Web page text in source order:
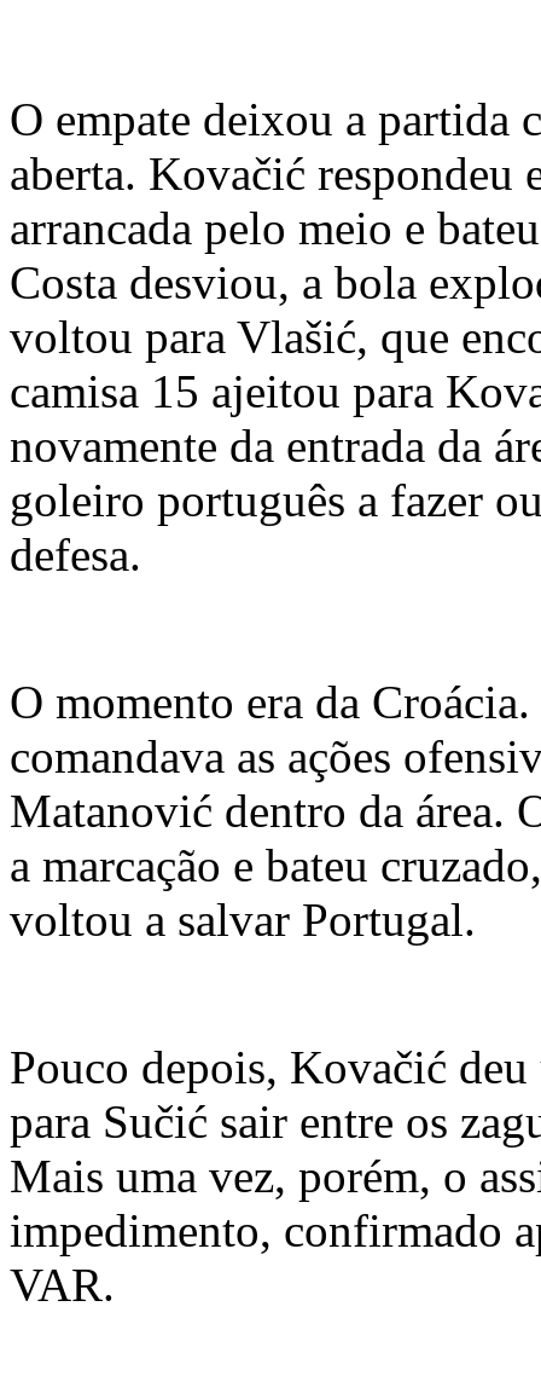
O empate deixou a partida
aberta. Kovačić respondeu
arrancada pelo meio e
Costa desviou, a bola
voltou para Vlašić, que
camisa 15 ajeitou para
novamente da entrada da
goleiro português a fazer
defesa.
O momento era da
comandava as ações
Matanović dentro da área.
a marcação e bateu
voltou a salvar Portugal.
Pouco depois, Kovačić deu
para Sučić sair entre os
Mais uma vez, porém, o
impedimento, confirmado
VAR.